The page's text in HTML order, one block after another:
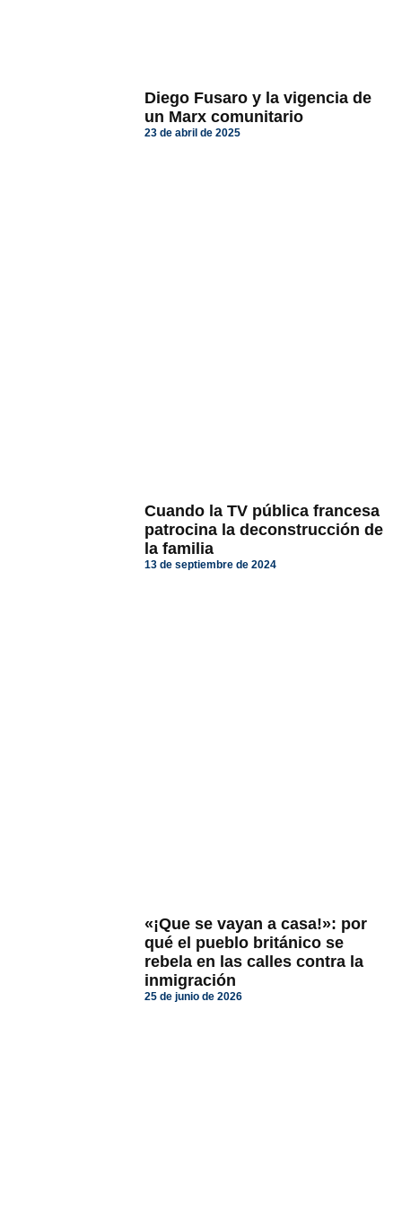
Diego Fusaro y la vigencia de
un Marx comunitario
23 de abril de 2025
Cuando la TV pública francesa
patrocina la deconstrucción de
la familia
13 de septiembre de 2024
«¡Que se vayan a casa!»: por
qué el pueblo británico se
rebela en las calles contra la
inmigración
25 de junio de 2026